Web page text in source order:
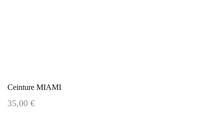
Ceinture MIAMI
35,00 €